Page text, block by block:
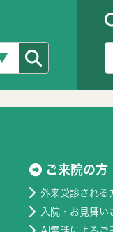
ご来院の方
外来受診される
入院・お見舞い